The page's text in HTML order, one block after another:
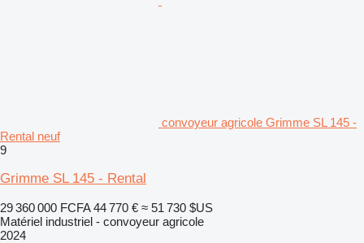
convoyeur agricole Grimme SL 145 -
Rental neuf
9
Grimme SL 145 - Rental
29 360 000 FCFA 44 770 € ≈ 51 730 $US
Matériel industriel - convoyeur agricole
2024